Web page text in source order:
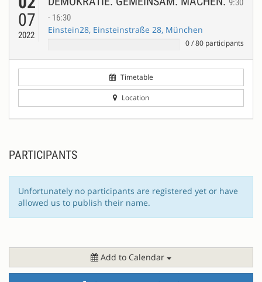
07
2022
9:30
- 16:30
Einstein28, Einsteinstraße 28, München
0/80 participants
Timetable
Location
PARTICIPANTS
Unfortunately no participants are registered yet or have
allowed us to publish their name.
Add to Calendar